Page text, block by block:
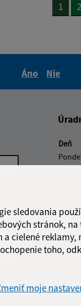
sledovania
stránok, na
cielené reklamy,
toho,
moje
1 2
Áno
Nie
Response
Deň